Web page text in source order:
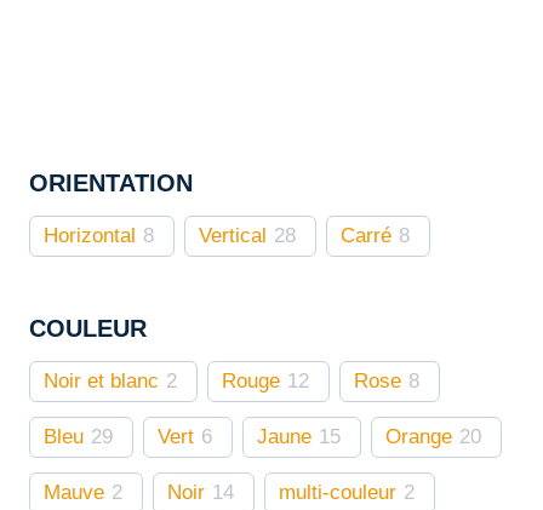
sur
la
ORIENTATION
Horizontal 8 Vertical 28 Carré 8
COULEUR
Noir et blanc 2 Rouge 12 Rose 8
Bleu 29 Vert 6 Jaune 15 Orange 20
Mauve 2 Noir 14 multi-couleur 2